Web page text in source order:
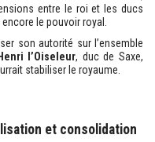
entre le roi et les ducs
le pouvoir royal.
son autorité sur l’ensemble
l’Oiseleur, duc de Saxe,
stabiliser le royaume.
et consolidation